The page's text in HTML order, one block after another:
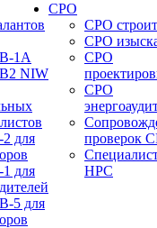
1A
NIW
для
для
5 для
СРО
СРО
СРО
СРО
СРО
проверок
НРС